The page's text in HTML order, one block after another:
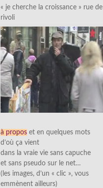
« je cherche la croissance » rue de
rivoli
à propos et en quelques mots
d’où ça vient
dans la vraie vie sans capuche
et sans pseudo sur le net…
(les images, d’un « clic », vous
emmènent ailleurs)